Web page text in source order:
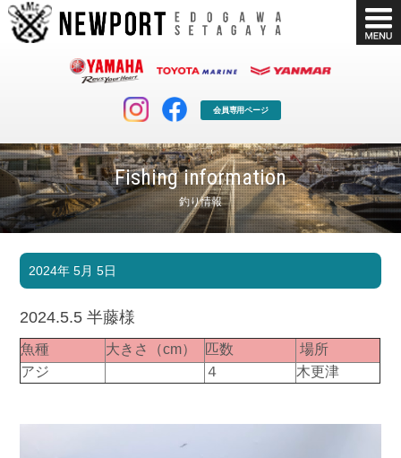
会員専用ページ
Fishing information
釣り情報
マリンクラブ
マリンライフを堪能したい！
ボート販売
ボート免許
長年の実績と信頼！
店舗情報
Shop Info.
公式ブログ
Blog
お問い合わせ 会社概要
2024年 5月 5日
2024.5.5 半藤様
魚種 大きさ（cm） 匹数
場所
アジ
４ 木更津